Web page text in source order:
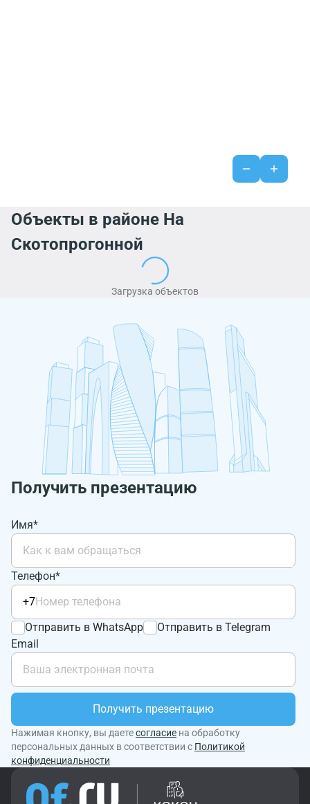
Объекты в районе На
Скотопрогонной
Загрузка объектов
Получить презентацию
Имя*
Телефон*
+7
Отправить в WhatsApp
Отправить в Telegram
Email
Получить презентацию
Нажимая кнопку, вы даетесогласие на обработку
персональных данных в соответствии с Политикой
конфиденциальности